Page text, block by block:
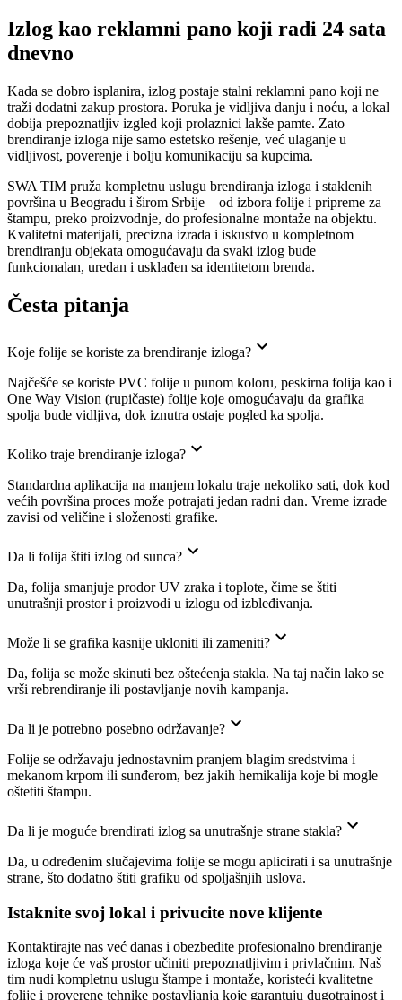
Izlog kao reklamni pano koji radi 24 sata
dnevno
Kada se dobro isplanira, izlog postaje stalni reklamni pano koji ne
traži dodatni zakup prostora. Poruka je vidljiva danju i noću, a lokal
dobija prepoznatljiv izgled koji prolaznici lakše pamte. Zato
brendiranje izloga nije samo estetsko rešenje, već ulaganje u
vidljivost, poverenje i bolju komunikaciju sa kupcima.
SWA TIM pruža kompletnu uslugu brendiranja izloga i staklenih
površina u Beogradu i širom Srbije – od izbora folije i pripreme za
štampu, preko proizvodnje, do profesionalne montaže na objektu.
Kvalitetni materijali, precizna izrada i iskustvo u kompletnom
brendiranju objekata omogućavaju da svaki izlog bude
funkcionalan, uredan i usklađen sa identitetom brenda.
Česta pitanja
Koje folije se koriste za brendiranje izloga?
Najčešće se koriste PVC folije u punom koloru, peskirna folija kao i
One Way Vision (rupičaste) folije koje omogućavaju da grafika
spolja bude vidljiva, dok iznutra ostaje pogled ka spolja.
Koliko traje brendiranje izloga?
Standardna aplikacija na manjem lokalu traje nekoliko sati, dok kod
većih površina proces može potrajati jedan radni dan. Vreme izrade
zavisi od veličine i složenosti grafike.
Da li folija štiti izlog od sunca?
Da, folija smanjuje prodor UV zraka i toplote, čime se štiti
unutrašnji prostor i proizvodi u izlogu od izbleđivanja.
Može li se grafika kasnije ukloniti ili zameniti?
Da, folija se može skinuti bez oštećenja stakla. Na taj način lako se
vrši rebrendiranje ili postavljanje novih kampanja.
Da li je potrebno posebno održavanje?
Folije se održavaju jednostavnim pranjem blagim sredstvima i
mekanom krpom ili sunđerom, bez jakih hemikalija koje bi mogle
oštetiti štampu.
Da li je moguće brendirati izlog sa unutrašnje strane stakla?
Da, u određenim slučajevima folije se mogu aplicirati i sa unutrašnje
strane, što dodatno štiti grafiku od spoljašnjih uslova.
Istaknite svoj lokal i privucite nove klijente
Kontaktirajte nas već danas i obezbedite profesionalno brendiranje
izloga koje će vaš prostor učiniti prepoznatljivim i privlačnim. Naš
tim nudi kompletnu uslugu štampe i montaže, koristeći kvalitetne
folije i proverene tehnike postavljanja koje garantuju dugotrajnost i